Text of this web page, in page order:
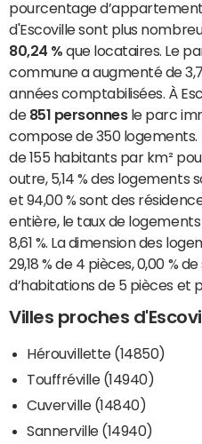
pourcentage
d'Escoville sont plus
80,24 % que locataires. Le
commune a augmenté de
années comptabilisées. À
de 851 personnesle parc
compose de 350
de 155 habitants par km²
outre, 5,14 % des logements
et 94,00 % sont des
entière, le taux de
8,61 %. La dimension des
29,18 % de 4 pièces, 0,00 %
d’habitations de 5 pièces et
Villes proches
Hérouvillette (14850)
Touffréville (14940)
Cuverville (14840)
Sannerville (14940)